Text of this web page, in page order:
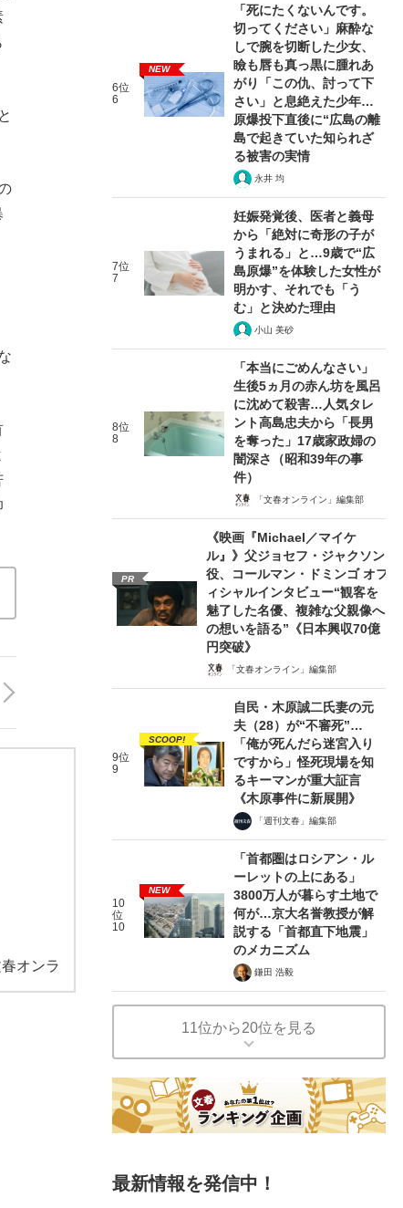
春オンラ
6位
6
NEW
「死にたくないんです。
切ってください」麻酔な
しで腕を切断した少女、
瞼も唇も真っ黒に腫れあ
がり「この仇、討って下
さい」と息絶えた少年…
原爆投下直後に“広島の離
島で起きていた知られざ
る被害の実情
永井 均
7位
7
妊娠発覚後、医者と義母
から「絶対に奇形の子が
うまれる」と…9歳で“広
島原爆”を体験した女性が
明かす、それでも「う
む」と決めた理由
小山 美砂
8位
8
「本当にごめんなさい」
生後5ヵ月の赤ん坊を風呂
に沈めて殺害…人気タレ
ント高島忠夫から「長男
を奪った」17歳家政婦の
闇深さ（昭和39年の事
件）
「文春オンライン」編集部
PR
《映画『Michael／マイケ
ル』》父ジョセフ・ジャクソン
役、コールマン・ドミンゴ オフ
ィシャルインタビュー“観客を
魅了した名優、複雑な父親像へ
の想いを語る”《日本興収70億
円突破》
「文春オンライン」編集部
9位
9
SCOOP!
自民・木原誠二氏妻の元
夫（28）が“不審死”…
「俺が死んだら迷宮入り
ですから」怪死現場を知
るキーマンが重大証言
《木原事件に新展開》
「週刊文春」編集部
10
位
10
NEW
「首都圏はロシアン・ル
ーレットの上にある」
3800万人が暮らす土地で
何が…京大名誉教授が解
説する「首都直下地震」
のメカニズム
鎌田 浩毅
11位から20位を見る
最新情報を発信中！